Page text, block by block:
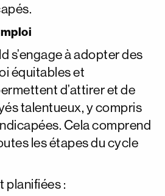
s’engage à adopter des
équitables et
d’attirer et de
talentueux, y compris
Cela comprend
les étapes du cycle
planifiées :